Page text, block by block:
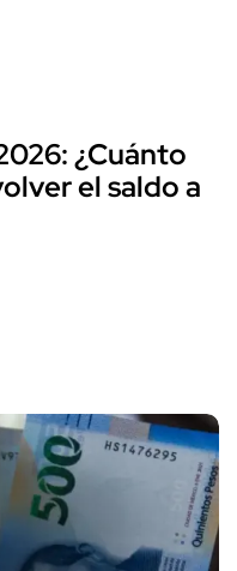
¿Cuánto
el saldo a